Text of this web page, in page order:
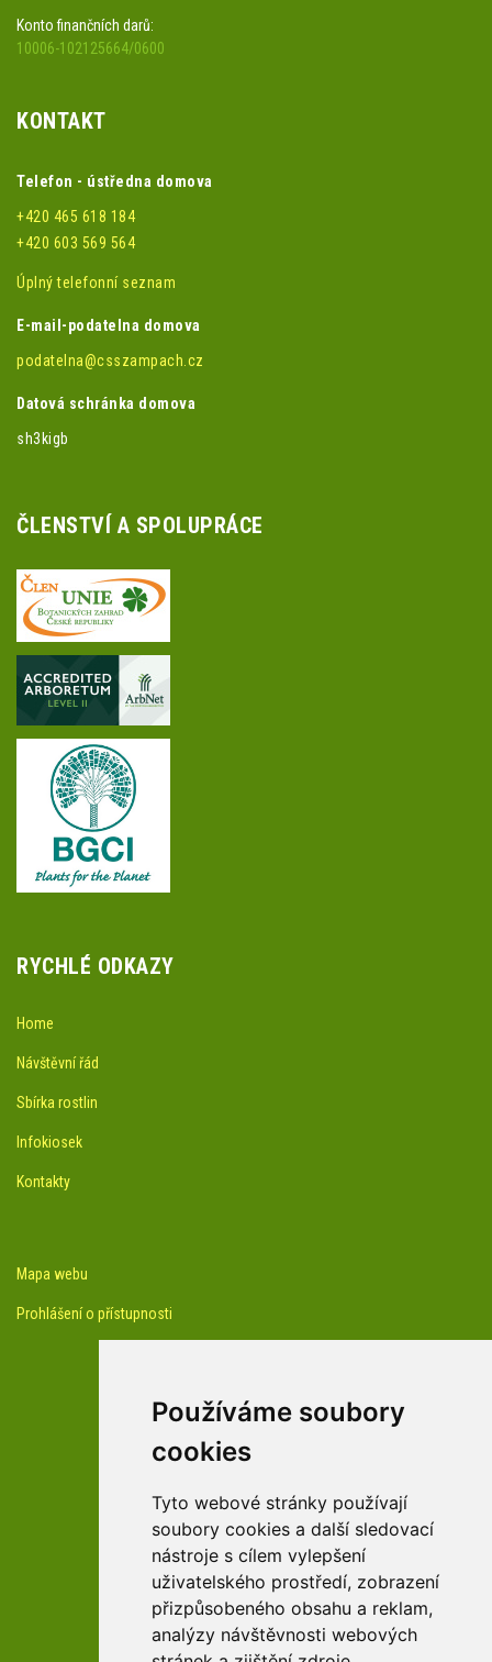
Používáme soubory
cookies
Tyto webové stránky používají
soubory cookies a další sledovací
nástroje s cílem vylepšení
uživatelského prostředí, zobrazení
přizpůsobeného obsahu a reklam,
analýzy návštěvnosti webových
Konto finančních darů:
10006-102125664/0600
KONTAKT
Telefon - ústředna domova
+420 465 618 184
+420 603 569 564
Úplný telefonní seznam
E-mail-podatelna domova
podatelna@csszampach.cz
Datová schránka domova
sh3kigb
ČLENSTVÍ A SPOLUPRÁCE
RYCHLÉ ODKAZY
Home
Návštěvní řád
Sbírka rostlin
Infokiosek
Kontakty
Mapa webu
Prohlášení o přístupnosti
Youtube kanál arboreta